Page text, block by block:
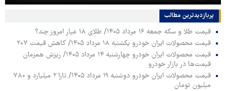
پربازدیدترین‌ مطالب
قیمت طلا و سکه جمعه ۱۶ مرداد ۱۴۰۵/ طلای ۱۸ عیار امروز چند؟
قیمت محصولات ایران خودرو یکشنبه ۱۸ مرداد ۱۴۰۵/ کاهش قیمت ۲۰۷
قیمت محصولات ایران خودرو چهارشنبه ۱۴ مرداد ۱۴۰۵/ ریزش همزمان
قیمت‌ها در بازار خودرو
قیمت محصولات ایران خودرو دوشنبه ۱۹ مرداد ۱۴۰۵/ تارا ۲ میلیارد و ۷۸۰
میلیون تومان